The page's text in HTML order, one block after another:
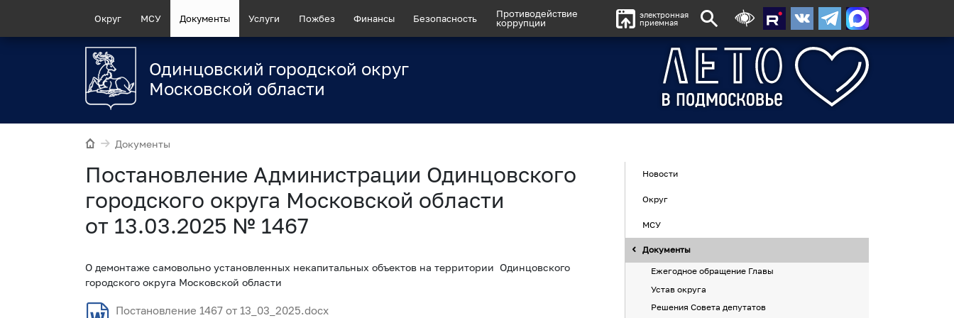
Округ МСУ Документы Услуги Пожбез Финансы Безопасность
Противодействие
коррупции
электронная
приемная
Одинцовский городской округ
Московской области
Документы
Постановление Администрации Одинцовского
городского округа Московской области
от 13.03.2025 № 1467
О демонтаже самовольно установленных некапитальных объектов на территории Одинцовского
городского округа Московской области
Постановление 1467 от 13_03_2025.docx
Новости
Округ
МСУ
Документы
Ежегодное обращение Главы
Устав округа
Решения Совета депутатов